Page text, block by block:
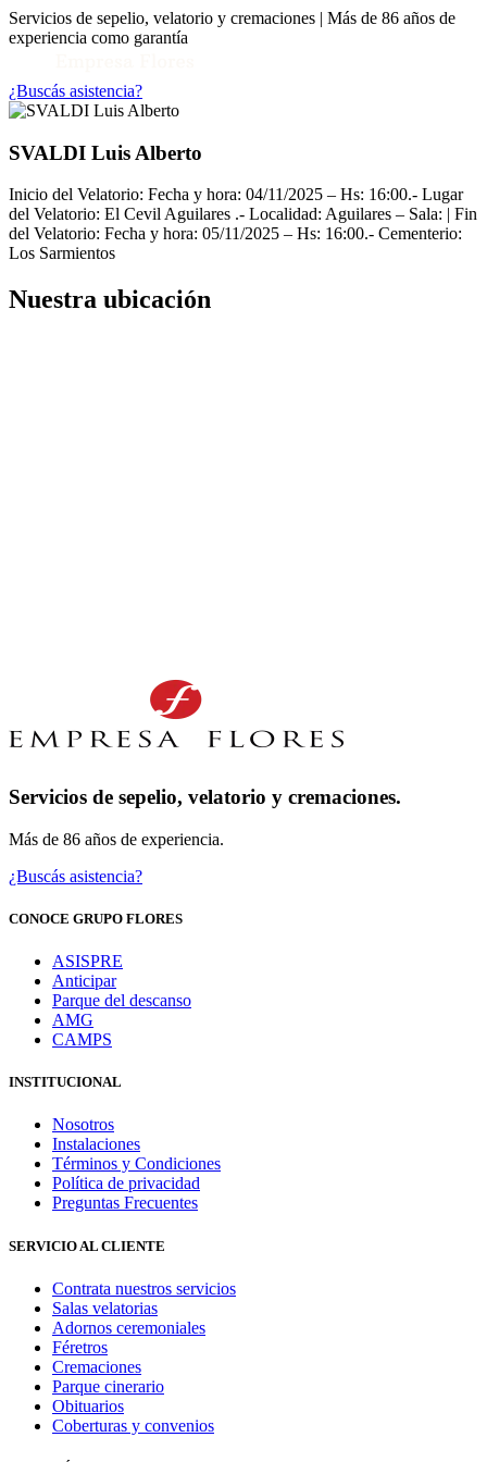
Servicios de sepelio, velatorio y cremaciones | Más de 86 años de
experiencia como garantía
¿Buscás asistencia?
SVALDI Luis Alberto
Inicio del Velatorio: Fecha y hora: 04/11/2025 – Hs: 16:00.- Lugar
del Velatorio: El Cevil Aguilares .- Localidad: Aguilares – Sala: | Fin
del Velatorio: Fecha y hora: 05/11/2025 – Hs: 16:00.- Cementerio:
Los Sarmientos
Nuestra ubicación
Servicios de sepelio, velatorio y cremaciones.
Más de 86 años de experiencia.
¿Buscás asistencia?
CONOCE GRUPO FLORES
ASISPRE
Anticipar
Parque del descanso
AMG
CAMPS
INSTITUCIONAL
Nosotros
Instalaciones
Términos y Condiciones
Política de privacidad
Preguntas Frecuentes
SERVICIO AL CLIENTE
Contrata nuestros servicios
Salas velatorias
Adornos ceremoniales
Féretros
Cremaciones
Parque cinerario
Obituarios
Coberturas y convenios